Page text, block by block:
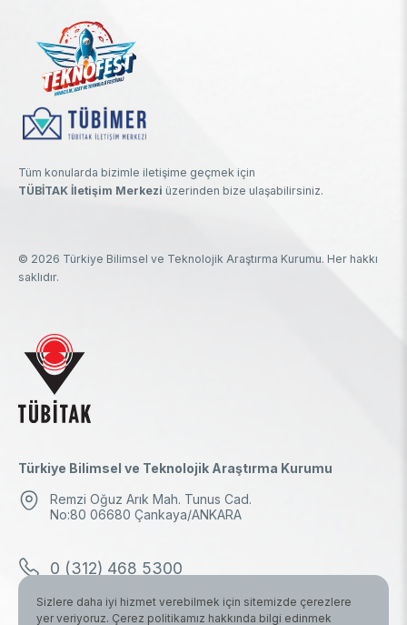
Tüm konularda bizimle iletişime geçmek için
TÜBİTAK İletişim Merkezi üzerinden bize ulaşabilirsiniz.
© 2026 Türkiye Bilimsel ve Teknolojik Araştırma Kurumu. Her hakkı
saklıdır.
Türkiye Bilimsel ve Teknolojik Araştırma Kurumu
Remzi Oğuz Arık Mah. Tunus Cad.
No:80 06680 Çankaya/ANKARA
0 (312) 468 5300
0 (312) 298 1000
Sizlere daha iyi hizmet verebilmek için sitemizde çerezlere
yer veriyoruz. Çerez politikamız hakkında bilgi edinmek